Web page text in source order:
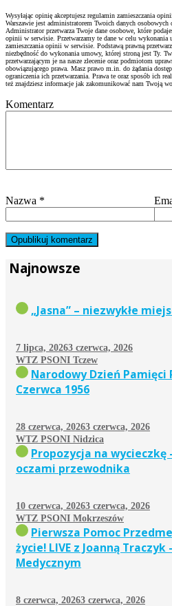
Wysyłając opinię akceptujesz regulamin zamieszczania
Warszawie jest administratorem Twoich danych
Administrator przetwarza Twoje dane osobowe, które
opinii w serwisie. Przetwarzamy te dane w celu wykonania
zamieszczania opinii w serwisie. Podstawą prawną
niezbędność do wykonania umowy, której stroną jest Ty.
przetwarzającym je na nasze zlecenie oraz podmiotom
obowiązującego prawa. Masz prawo m.in. do żądania
ograniczenia ich przetwarzania. Prawa te oraz sposób ich
też znajdziesz informacje jak zakomunikować nam Twoją
Komentarz
Nazwa *
Najnowsze
„Jasna” – niezwykłe
7 lipca, 20263 czerwca, 2026
WTZ PSONI Tczew
Narodowy Dzień Pamięci
Czerwca 1956
28 czerwca, 20263 czerwca, 2026
WTZ PSONI Nidzica
Propozycja na wycieczkę
oczami przewodnika
10 czerwca, 20263 czerwca, 2026
WTZ PSONI Mokrzeszów
Pierwsza Pomoc
życie! LIVE z Joanną
Medycznym
8 czerwca, 20263 czerwca, 2026